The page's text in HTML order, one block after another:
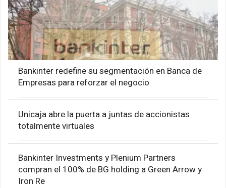
Bankinter redefine su segmentación en Banca de
Empresas para reforzar el negocio
Unicaja abre la puerta a juntas de accionistas
totalmente virtuales
Bankinter Investments y Plenium Partners
compran el 100% de BG holding a Green Arrow y
Iron Re